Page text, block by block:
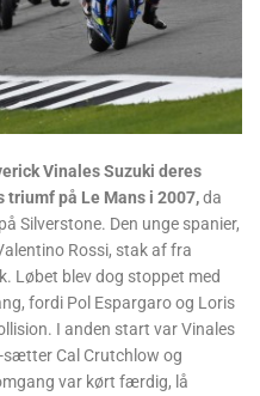
Vinales Suzuki deres
triumf på Le Mans i 2007,da
Silverstone. Den unge spanier,
Rossi, stak af fra
Løbet blev dog stoppet med
fordi Pol Espargaro og Loris
I anden start var Vinales
Cal Crutchlow og
var kørt færdig, lå